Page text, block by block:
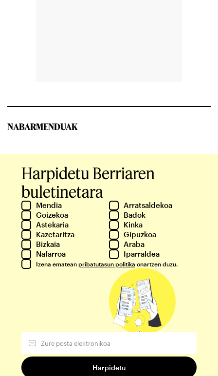
NABARMENDUAK
Harpidetu Berriaren
buletinetara
Mendia
Arratsaldekoa
Goizekoa
Badok
Astekaria
Kinka
Kazetaritza
Gipuzkoa
Bizkaia
Araba
Nafarroa
Iparraldea
Izena ematean pribatutasun politika onartzen duzu.